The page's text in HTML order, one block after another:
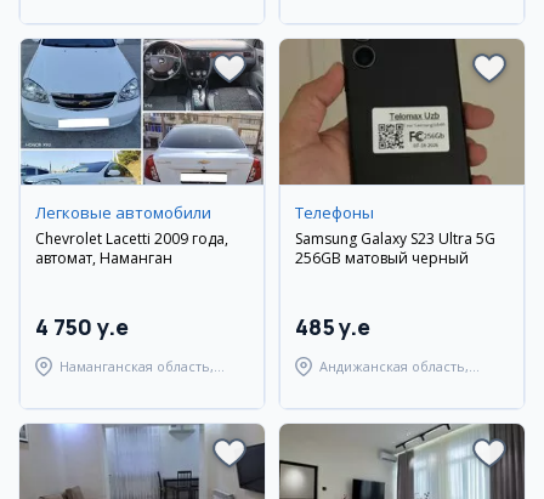
Легковые автомобили
Chevrolet Lacetti 2009 года,
автомат, Наманган
4 750 y.e
Наманганская область,
Телефоны
Samsung Galaxy S23 Ultra 5G
256GB матовый черный
485 y.e
Андижанская область,